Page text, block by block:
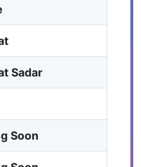
Sadar
Soon